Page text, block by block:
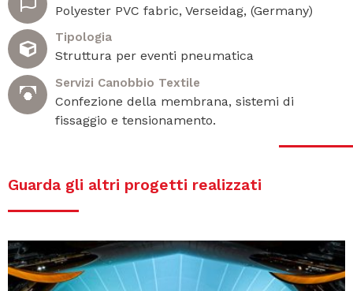
Polyester PVC fabric, Verseidag, (Germany)
Tipologia
Struttura per eventi pneumatica
Servizi Canobbio Textile
Confezione della membrana, sistemi di
fissaggio e tensionamento.
Guarda gli altri progetti realizzati